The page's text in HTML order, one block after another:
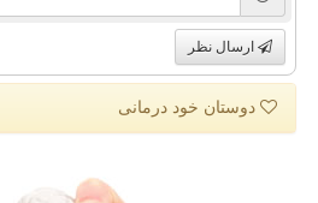
ارسال نظر
دوستان خود درمانی